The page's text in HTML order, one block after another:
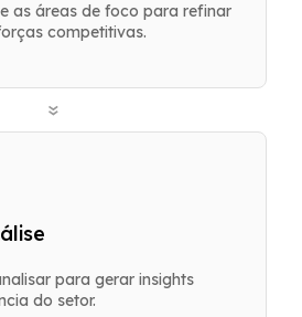
as áreas de foco para refinar
competitivas.
»
para gerar insights
do setor.